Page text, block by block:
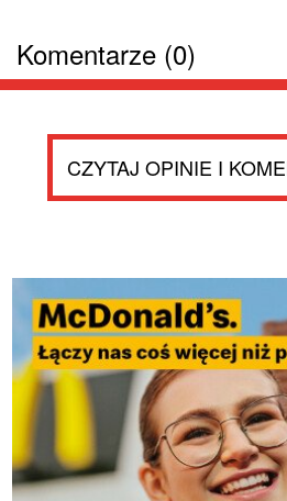
Komentarze (0)
CZYTAJ OPINIE I